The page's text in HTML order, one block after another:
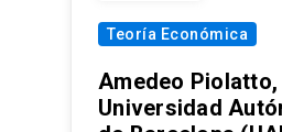
Teoría Económica
Amedeo Piolatto,
Universidad